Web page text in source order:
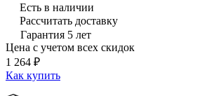
Есть в наличии
Рассчитать доставку
Гарантия 5 лет
Цена с учетом всех скидок
1 264 ₽
Как купить